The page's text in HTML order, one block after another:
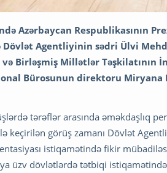
Azərbaycan Respublikasının
Agentliyinin sədri Ülvi
Birləşmiş Millətlər Təşkilatının
Bürosunun direktoru
tərəflər arasında əməkdaşlıq
keçirilən görüş zamanı Dövlət
istiqamətində fikir
ya üzv dövlətlərdə tətbiqi